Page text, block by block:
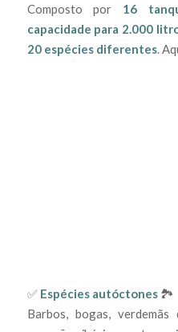
Composto por 16
capacidade para 2.000
20 espécies diferentes.
✅ Espécies autóctones🏞️
Barbos, bogas,